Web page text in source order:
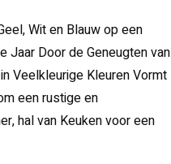
Wit en Blauw op een
Jaar Door de Geneugten van
Veelkleurige Kleuren Vormt
een ​​rustige en
hal van Keuken voor een